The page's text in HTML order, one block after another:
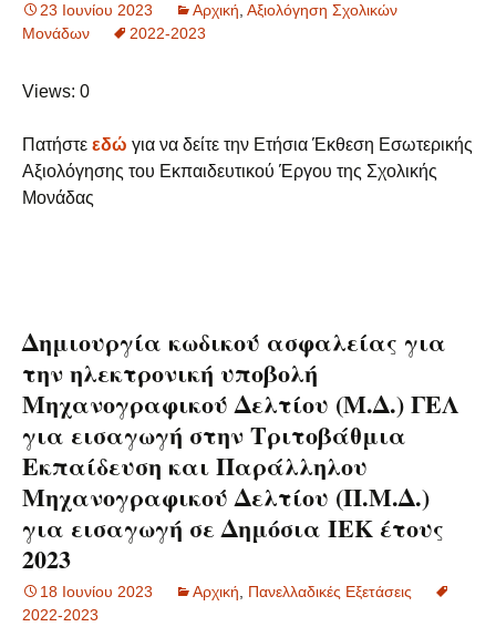
23 Ιουνίου 2023 Aρχική Αξιολόγηση Σχολικών
Μονάδων
2022-2023
Views: 0
Πατήστε εδώ για να δείτε την Ετήσια Έκθεση Εσωτερικής
Αξιολόγησης του Εκπαιδευτικού Έργου της Σχολικής
Μονάδας
Δημιουργία κωδικού ασφαλείας για
την ηλεκτρονική υποβολή
Μηχανογραφικού Δελτίου (Μ.Δ.) ΓΕΛ
για εισαγωγή στην Τριτοβάθμια
Εκπαίδευση και Παράλληλου
Μηχανογραφικού Δελτίου (Π.Μ.Δ.)
για εισαγωγή σε Δημόσια ΙΕΚ έτους
2023
18 Ιουνίου 2023 Aρχική
Πανελλαδικές Εξετάσεις
2022-2023